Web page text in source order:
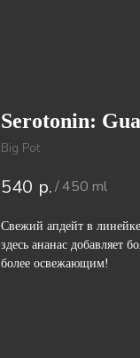
Serotonin:
Big Pot
540 р./450 ml
Свежий апдейт в
здесь ананас добавляет
более освежающим!